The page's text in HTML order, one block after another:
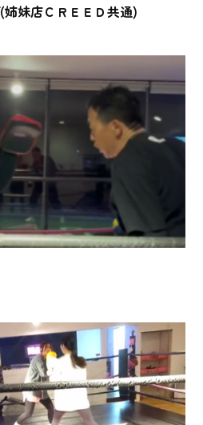
妹店ＣＲＥＥＤ共通)